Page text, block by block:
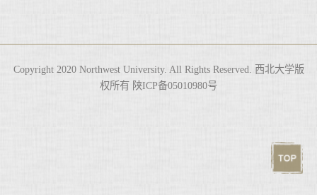
Copyright 2020 Northwest University. All Rights Reserved. 西北大学版
权所有 陕ICP备05010980号